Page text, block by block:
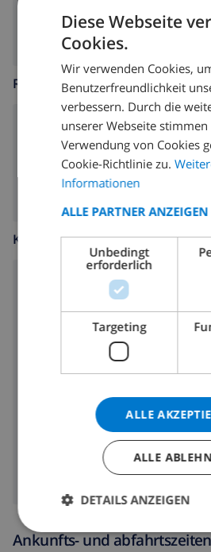
RUND UMS HAUS
Terrasse
KÜCHE
Herd mit 4 Kochplatten
Backofen
Geschirrspülmaschine
Waschmaschine
Ankunfts- und abfahrtszeiten
Diese Webseite
Cookies.
Wir verwenden Cookies,
Benutzerfreundlichkeit
verbessern. Durch die
unserer Webseite stimmen
Verwendung von Cookies
Cookie-Richtlinie zu.
Informationen
ALLE PARTNER ANZEIGEN
Unbedingt
erforderlich
Targeting
ALLE
ALLE
DETAILS ANZEIGEN